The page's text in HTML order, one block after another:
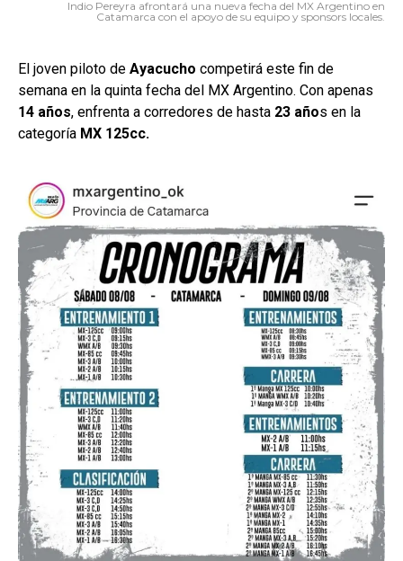
Indio Pereyra afrontará una nueva fecha del MX Argentino en
Catamarca con el apoyo de su equipo y sponsors locales.
El joven piloto de Ayacucho competirá este fin de
semana en la quinta fecha del MX Argentino. Con apenas
14 años, enfrenta a corredores de hasta 23 años en la
categoría MX 125cc.